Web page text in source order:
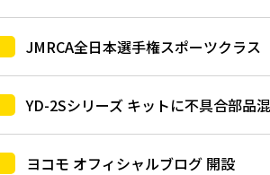
JMRCA全日本選手権スポーツクラ
YD-2Sシリーズ キットに不具合部品
ヨコモ オフィシャルブログ 開設